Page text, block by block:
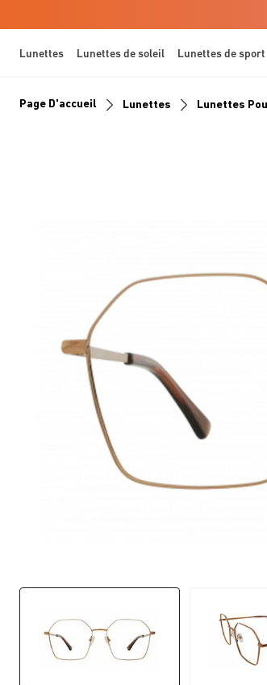
Lunettes Lunettes de soleil Lunettes de sport
Page D'accueil Lunettes Lunettes